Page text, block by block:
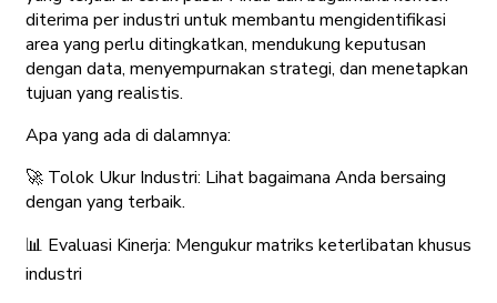
diterima per industri untuk membantu mengidentifikasi
area yang perlu ditingkatkan, mendukung keputusan
dengan data, menyempurnakan strategi, dan menetapkan
tujuan yang realistis.
Apa yang ada di dalamnya:
🚀 Tolok Ukur Industri: Lihat bagaimana Anda bersaing
dengan yang terbaik.
📊 Evaluasi Kinerja: Mengukur matriks keterlibatan khusus
industri